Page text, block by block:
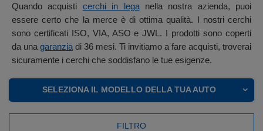
Quando acquisti cerchi in leganella nostra azienda, puoi
essere certo che la merce è di ottima qualità. I nostri cerchi
sono certificati ISO, VIA, ASO e JWL. I prodotti sono coperti
da una garanzia di 36 mesi. Ti invitiamo a fare acquisti, troverai
sicuramente i cerchi che soddisfano le tue esigenze.
SELEZIONA IL MODELLO DELLA TUA AUTO
FILTRO